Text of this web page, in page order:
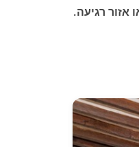
חדר עבודה או אזור רגיעה.